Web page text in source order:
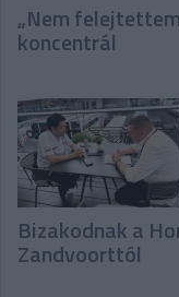
„Nem
koncentrál
Bizakodnak a
Zandvoorttól